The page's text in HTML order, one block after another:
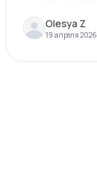
Olesya Z
19 апреля 2026